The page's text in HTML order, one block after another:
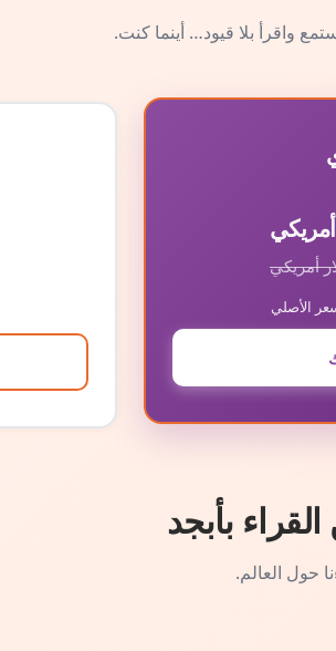
واقرأ بلا قيود… أينما كنت.
أمريكي
أمريكي
الأصلي
بأبجد
حول العالم.